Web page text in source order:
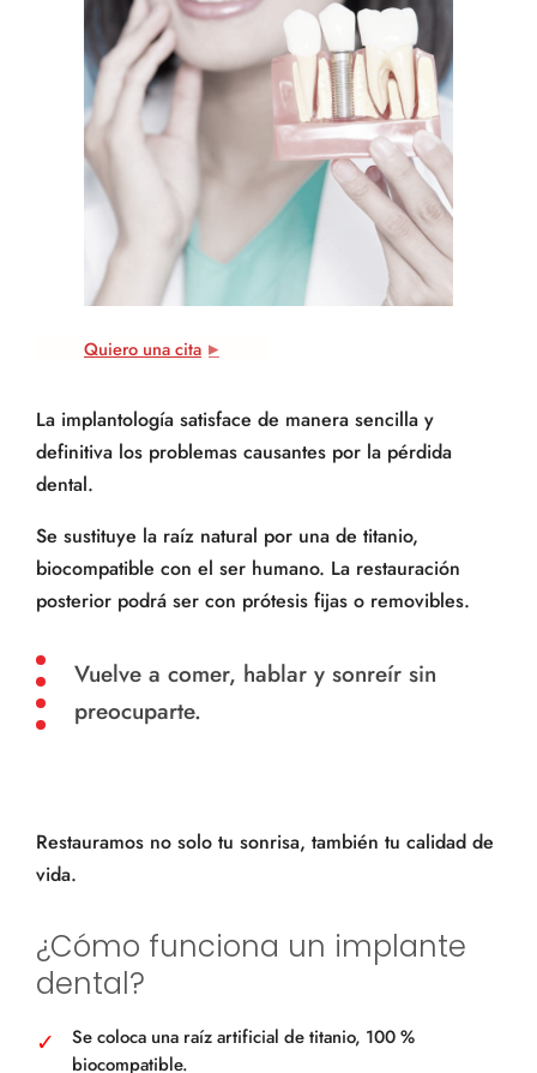
Quiero una cita
La implantología satisface de manera sencilla y
definitiva los problemas causantes por la pérdida
dental.
Se sustituye la raíz natural por una de titanio,
biocompatible con el ser humano. La restauración
posterior podrá ser con prótesis fijas o removibles.
Vuelve a comer, hablar y sonreír sin
preocuparte.
Restauramos no solo tu sonrisa, también tu calidad de
vida.
¿Cómo funciona un implante
dental?
Se coloca una raíz artificial de titanio, 100 %
biocompatible.